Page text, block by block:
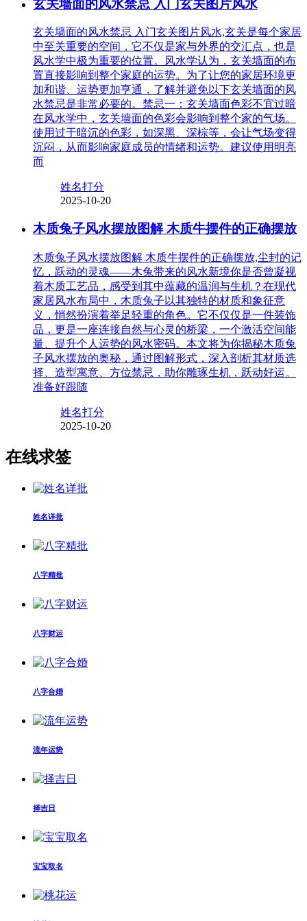
玄关墙面的风水禁忌 入门玄关图片风水
玄关墙面的风水禁忌 入门玄关图片风水,玄关是每个家居
中至关重要的空间，它不仅是家与外界的交汇点，也是
风水学中极为重要的位置。风水学认为，玄关墙面的布
置直接影响到整个家庭的运势。为了让您的家居环境更
加和谐、运势更加亨通，了解并避免以下玄关墙面的风
水禁忌是非常必要的。禁忌一：玄关墙面色彩不宜过暗
在风水学中，玄关墙面的色彩会影响到整个家的气场。
使用过于暗沉的色彩，如深黑、深棕等，会让气场变得
沉闷，从而影响家庭成员的情绪和运势。建议使用明亮
而
姓名打分
2025-10-20
木质兔子风水摆放图解 木质牛摆件的正确摆放
木质兔子风水摆放图解 木质牛摆件的正确摆放,尘封的记
忆，跃动的灵魂——木兔带来的风水新境你是否曾凝视
着木质工艺品，感受到其中蕴藏的温润与生机？在现代
家居风水布局中，木质兔子以其独特的材质和象征意
义，悄然扮演着举足轻重的角色。它不仅仅是一件装饰
品，更是一座连接自然与心灵的桥梁，一个激活空间能
量、提升个人运势的风水密码。本文将为你揭秘木质兔
子风水摆放的奥秘，通过图解形式，深入剖析其材质选
择、造型寓意、方位禁忌，助你雕琢生机，跃动好运。
准备好跟随
姓名打分
2025-10-20
在线求签
姓名详批
八字精批
八字财运
八字合婚
流年运势
择吉日
宝宝取名